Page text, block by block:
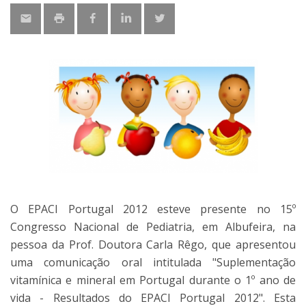
O EPACI Portugal 2012 esteve presente no 15º
Congresso Nacional de Pediatria, em Albufeira, na
pessoa da Prof. Doutora Carla Rêgo, que apresentou
uma comunicação oral intitulada "Suplementação
vitamínica e mineral em Portugal durante o 1º ano de
vida - Resultados do EPACI Portugal 2012". Esta